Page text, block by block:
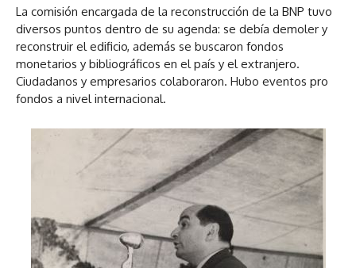
La comisión encargada de la reconstrucción de la BNP tuvo
diversos puntos dentro de su agenda: se debía demoler y
reconstruir el edificio, además se buscaron fondos
monetarios y bibliográficos en el país y el extranjero.
Ciudadanos y empresarios colaboraron. Hubo eventos pro
fondos a nivel internacional.